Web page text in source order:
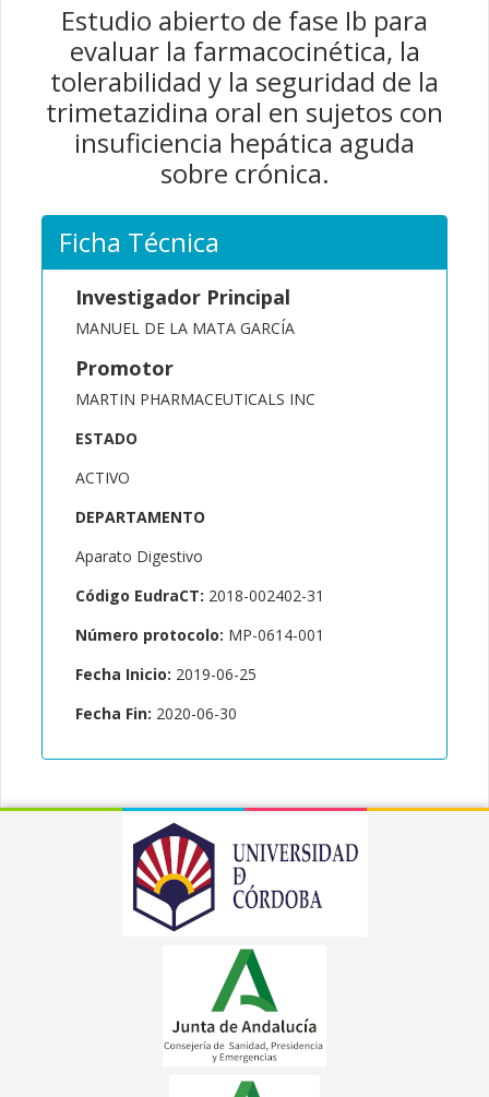
Estudio abierto de fase Ib para
evaluar la farmacocinética, la
tolerabilidad y la seguridad de la
trimetazidina oral en sujetos con
insuficiencia hepática aguda
sobre crónica.
Ficha Técnica
Investigador Principal
MANUEL DE LA MATA GARCÍA
Promotor
MARTIN PHARMACEUTICALS INC
ESTADO
ACTIVO
DEPARTAMENTO
Aparato Digestivo
Código EudraCT: 2018-002402-31
Número protocolo: MP-0614-001
Fecha Inicio: 2019-06-25
Fecha Fin: 2020-06-30